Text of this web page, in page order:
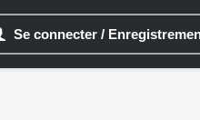
Se connecter /